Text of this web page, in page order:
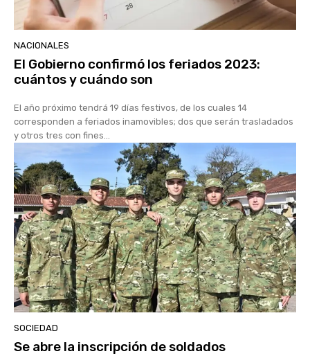
NACIONALES
El Gobierno confirmó los feriados 2023:
cuántos y cuándo son
El año próximo tendrá 19 días festivos, de los cuales 14
corresponden a feriados inamovibles; dos que serán trasladados
y otros tres con fines...
SOCIEDAD
Se abre la inscripción de soldados